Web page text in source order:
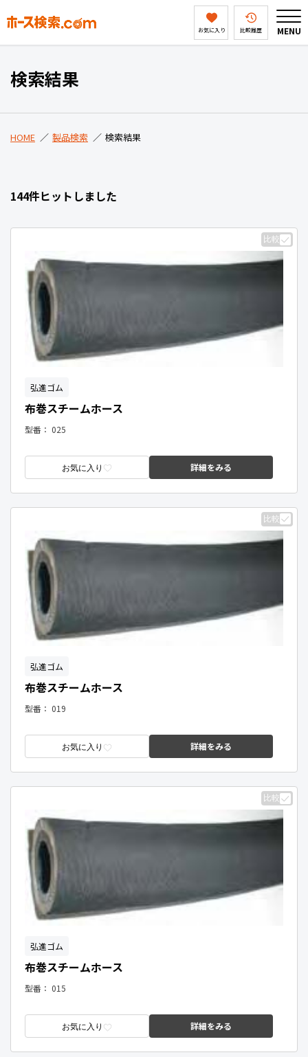
お気に入り 比較履歴 MENU
製品検索
会社案内
検索結果
HOME 製品検索 検索結果
144件ヒットしました
比較
弘進ゴム
布巻スチームホース
型番： 025
お気に入り 詳細をみる
比較
弘進ゴム
布巻スチームホース
型番： 019
お気に入り 詳細をみる
比較
弘進ゴム
布巻スチームホース
型番： 015
お気に入り 詳細をみる